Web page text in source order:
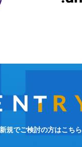
新規でご検討の方はこちら